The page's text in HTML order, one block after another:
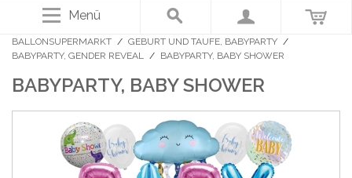
Menü
BALLONSUPERMARKT / GEBURT UND TAUFE, BABYPARTY /
BABYPARTY, GENDER REVEAL / BABYPARTY, BABY SHOWER
BABYPARTY, BABY SHOWER